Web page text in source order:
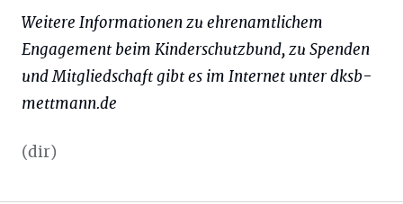
Weitere Informationen zu ehrenamtlichem
Engagement beim Kinderschutzbund, zu Spenden
und Mitgliedschaft gibt es im Internet unter dksb-
mettmann.de
(dir)